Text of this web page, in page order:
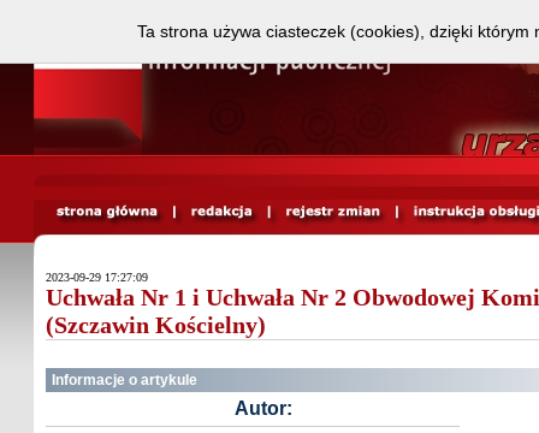
2023-09-29 17:27:09
Uchwała Nr 1 i Uchwała Nr 2 Obwodowej
(Szczawin Kościelny)
Informacje o artykule
Autor:
Ta strona używa ciasteczek (cookies), dzięki którym